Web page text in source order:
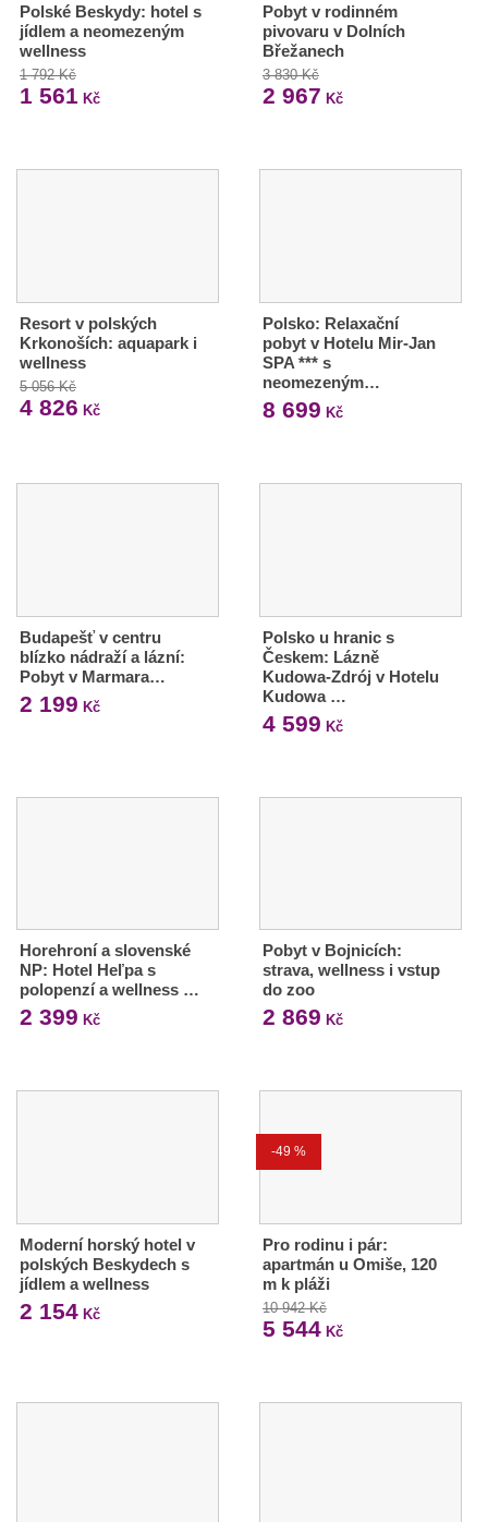
Polské Beskydy: hotel s
jídlem a neomezeným
wellness
1 792 Kč
1 561 Kč
Pobyt v rodinném
pivovaru v Dolních
Břežanech
3 830 Kč
2 967 Kč
Resort v polských
Krkonoších: aquapark i
wellness
5 056 Kč
4 826 Kč
Polsko: Relaxační
pobyt v Hotelu Mir-Jan
SPA *** s
neomezeným…
8 699 Kč
Budapešť v centru
blízko nádraží a lázní:
Pobyt v Marmara…
2 199 Kč
Polsko u hranic s
Českem: Lázně
Kudowa-Zdrój v Hotelu
Kudowa …
4 599 Kč
Horehroní a slovenské
NP: Hotel Heľpa s
polopenzí a wellness …
2 399 Kč
Pobyt v Bojnicích:
strava, wellness i vstup
do zoo
2 869 Kč
Moderní horský hotel v
polských Beskydech s
jídlem a wellness
2 154 Kč
-49 %
Pro rodinu i pár:
apartmán u Omiše, 120
m k pláži
10 942 Kč
5 544Kč